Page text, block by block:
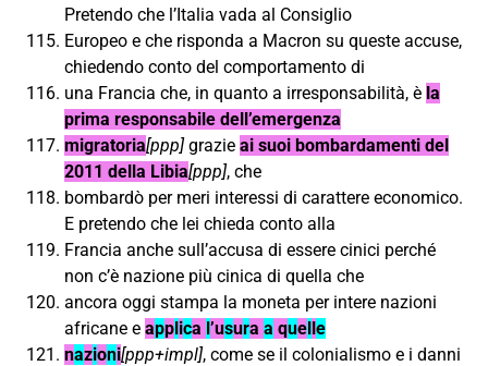
Pretendo che l’Italia vada al Consiglio
Europeo e che risponda a Macron su queste accuse,
chiedendo conto del comportamento di
una Francia che, in quanto a irresponsabilità, è la
prima responsabile dell’emergenza
migratoria[ppp]grazie ai suoi bombardamenti del
2011 della Libia[ppp], che
bombardò per meri interessi di carattere economico.
E pretendo che lei chieda conto alla
Francia anche sull’accusa di essere cinici perché
non c’è nazione più cinica di quella che
ancora oggi stampa la moneta per intere nazioni
africane e applica l’usura a quelle
nazioni[ppp+impl], come se il colonialismo e i danni